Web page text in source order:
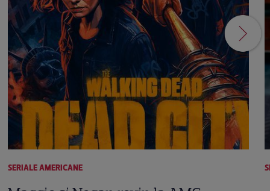
SERIALE AMERICANE